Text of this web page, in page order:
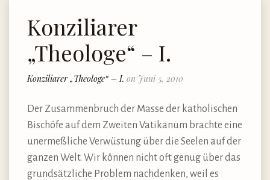
Konziliarer
„Theologe“ – I.
Konziliarer „Theologe“ – I. on Juni 5, 2010
Der Zusammenbruch der Masse der katholischen
Bischöfe auf dem Zweiten Vatikanum brachte eine
unermeßliche Verwüstung über die Seelen auf der
ganzen Welt. Wir können nicht oft genug über das
grundsätzliche Problem nachdenken, weil es